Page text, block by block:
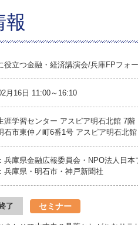
報
役立つ金融・経済講演会/兵庫FPフォ
月16日 11:00～16:10
涯学習センター アスピア明石北館 7階
石市東仲ノ町6番1号 アスピア明石北
兵庫県金融広報委員会・NPO法人日
兵庫県・明石市・神戸新聞社
了 セミナー